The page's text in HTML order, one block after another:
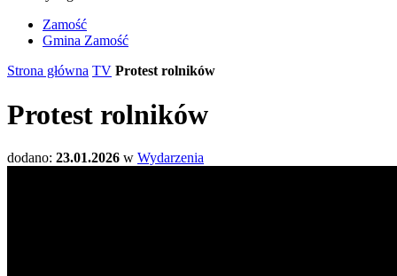
Zamość
Gmina Zamość
Strona główna TV Protest rolników
Protest rolników
dodano: 23.01.2026 w Wydarzenia